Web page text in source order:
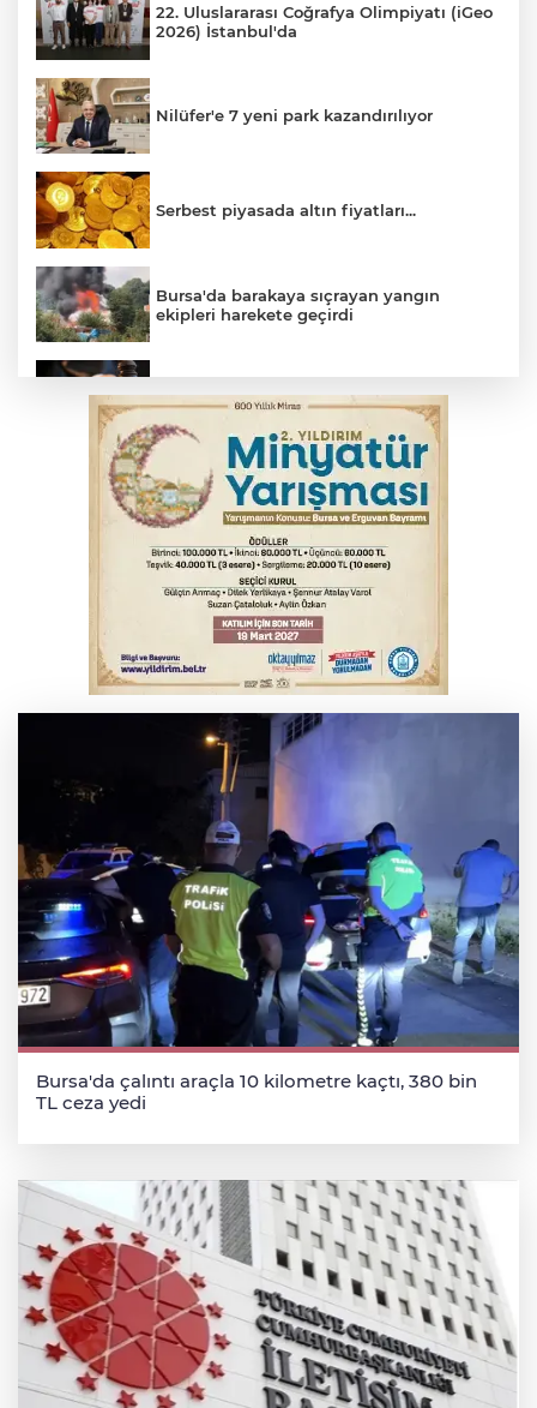
22. Uluslararası Coğrafya Olimpiyatı (iGeo
2026) İstanbul'da
Nilüfer'e 7 yeni park kazandırılıyor
Serbest piyasada altın fiyatları...
Bursa'da barakaya sıçrayan yangın
ekipleri harekete geçirdi
Yargıtay’dan primle çalışanlara müjde
TOFAŞ Basketbol'da sağlık kontrolleri
başladı
Bursa’da bugün hava nasıl olacak?
Osmangazi’de iş arayanlara destek
Bursa'da çalıntı araçla 10 kilometre kaçtı, 380 bin
TL ceza yedi